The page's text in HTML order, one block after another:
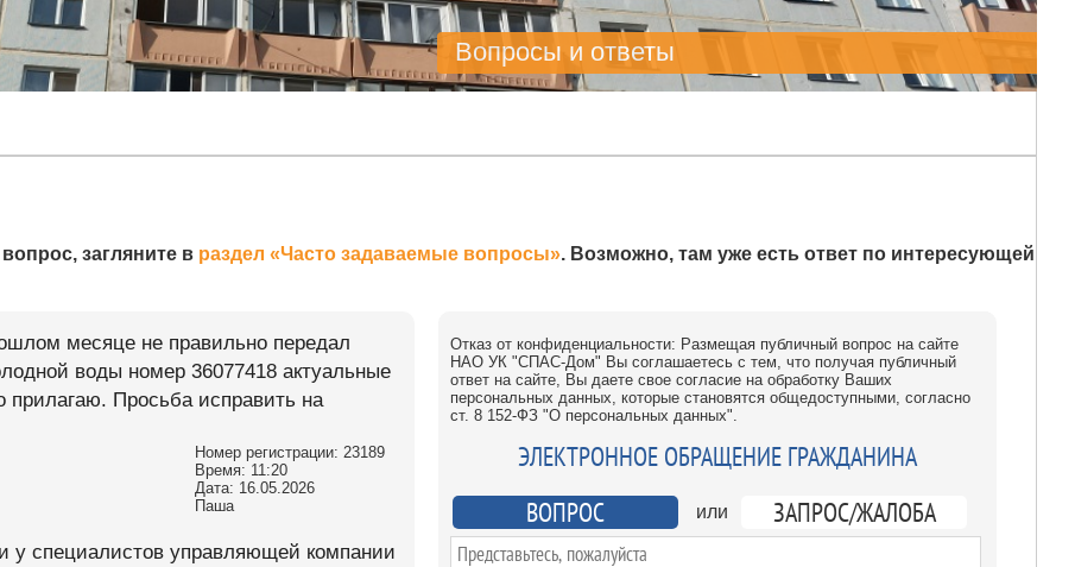
Вопросы и ответы
загляните в раздел «Часто задаваемые вопросы». Возможно, там уже есть ответ по интересующей
месяце не правильно передал
воды номер 36077418 актуальные
прилагаю. Просьба исправить на
Номер регистрации: 23189
Время: 11:20
Дата: 16.05.2026
Паша
у специалистов управляющей компании
Отказ от конфиденциальности: Размещая публичный вопрос на сайте
НАО УК "СПАС-Дом" Вы соглашаетесь с тем, что получая публичный
ответ на сайте, Вы даете свое согласие на обработку Ваших
персональных данных, которые становятся общедоступными, согласно
ст. 8 152-ФЗ "О персональных данных".
ЭЛЕКТРОННОЕ ОБРАЩЕНИЕ ГРАЖДАНИНА
ВОПРОС
или ЗАПРОС/ЖАЛОБА